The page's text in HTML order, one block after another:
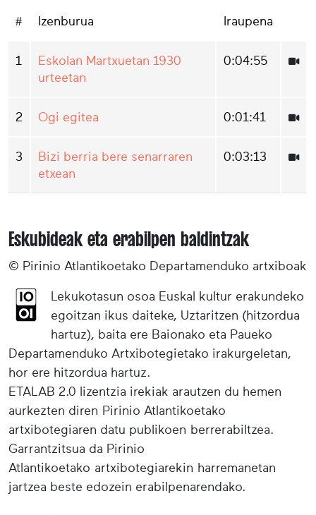
# Izenburua Iraupena
1
Eskolan Martxuetan 1930
urteetan
0:04:55
2 Ogi egitea 0:01:41
3
Bizi berria bere senarraren
etxean
0:03:13
Eskubideak eta erabilpen baldintzak
© Pirinio Atlantikoetako Departamenduko artxiboak
Lekukotasun osoa Euskal kultur erakundeko
egoitzan ikus daiteke, Uztaritzen (hitzordua
hartuz), baita ere Baionako eta Paueko
Departamenduko Artxibotegietako irakurgeletan,
hor ere hitzordua hartuz.
ETALAB 2.0 lizentzia irekiak arautzen du hemen
aurkezten diren Pirinio Atlantikoetako
artxibotegiaren datu publikoen berrerabiltzea.
Garrantzitsua da Pirinio
Atlantikoetako artxibotegiarekin harremanetan
jartzea beste edozein erabilpenarendako.